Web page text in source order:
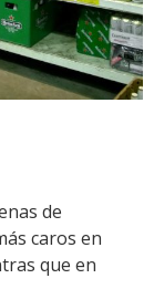
de
caros en
que en